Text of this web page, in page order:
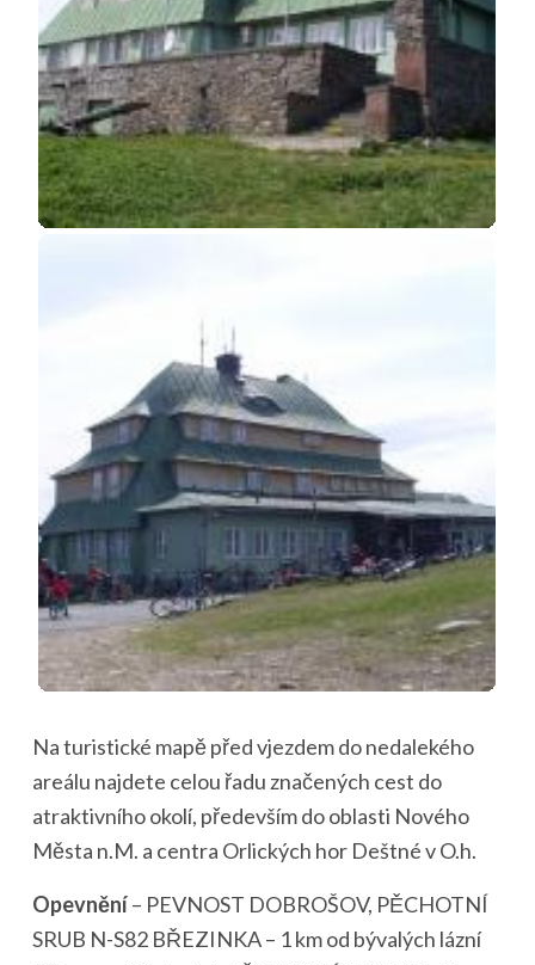
Na turistické mapě před vjezdem do nedalekého
areálu najdete celou řadu značených cest do
atraktivního okolí, především do oblasti Nového
Města n.M. a centra Orlických hor Deštné v O.h.
Opevnění– PEVNOST DOBROŠOV, PĚCHOTNÍ
SRUB N-S82 BŘEZINKA – 1 km od bývalých lázní